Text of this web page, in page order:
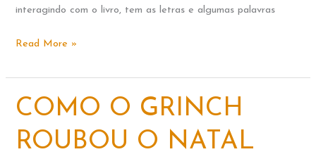
interagindo com o livro, tem as letras e algumas palavras
My
english
book
–
Capa
Read More »
COMO O GRINCH
ROUBOU O NATAL